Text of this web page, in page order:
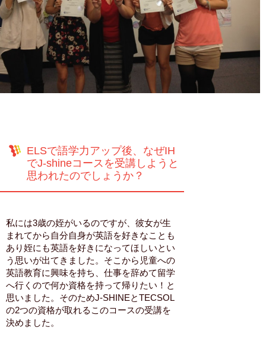
ELSで語学力アップ後、なぜIH
でJ-shineコースを受講しようと
思われたのでしょうか？
私には3歳の姪がいるのですが、彼女が生
まれてから自分自身が英語を好きなことも
あり姪にも英語を好きになってほしいとい
う思いが出てきました。そこから児童への
英語教育に興味を持ち、仕事を辞めて留学
へ行くので何か資格を持って帰りたい！と
思いました。そのためJ-SHINEとTECSOL
の2つの資格が取れるこのコースの受講を
決めました。